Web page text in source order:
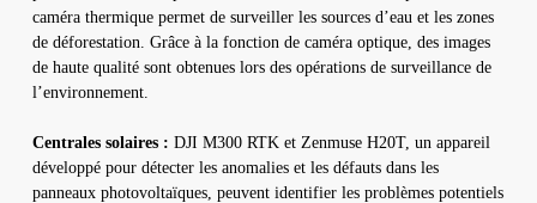
caméra thermique permet de surveiller les sources d’eau et les zones
de déforestation. Grâce à la fonction de caméra optique, des images
de haute qualité sont obtenues lors des opérations de surveillance de
l’environnement.
Centrales solaires : DJI M300 RTK et Zenmuse H20T, un appareil
développé pour détecter les anomalies et les défauts dans les
panneaux photovoltaïques, peuvent identifier les problèmes potentiels